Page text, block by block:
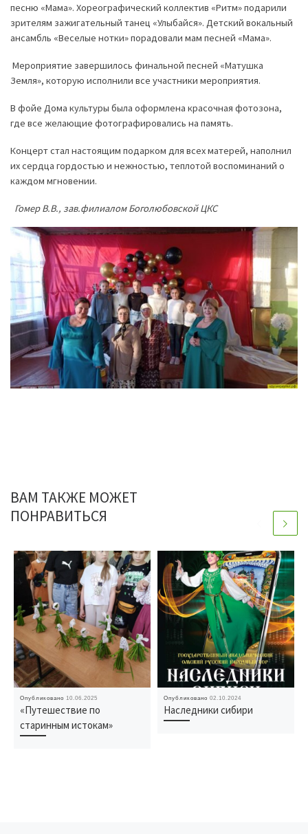
песню «Мама». Хореографический коллектив «Ритм» подарили
зрителям зажигательный танец «Улыбайся». Детский вокальный
ансамбль «Веселые нотки» порадовали мам песней «Мама».
Мероприятие завершилось финальной песней «Матушка
Земля», которую исполнили все участники мероприятия.
В фойе Дома культуры была оформлена красочная фотозона,
где все желающие фотографировались на память.
Концерт стал настоящим подарком для всех матерей, наполнил
их сердца гордостью и нежностью, теплотой воспоминаний о
каждом мгновении.
Гомер В.В., зав.филиалом Боголюбовской ЦКС
ВАМ ТАКЖЕ МОЖЕТ
ПОНРАВИТЬСЯ
Опубликовано 10.06.2025
«Путешествие по
старинным истокам»
Опубликовано02.10.2024
Наследники сибири